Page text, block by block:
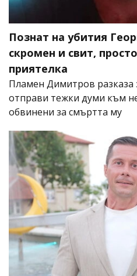
Познат на убития
скромен и свит,
приятелка
Пламен Димитров
отправи тежки думи към
обвинени за смъртта му